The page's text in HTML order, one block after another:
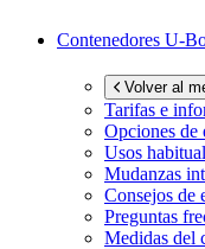
Contenedores U-
Volver al
Tarifas e
Opciones de
Usos
Mudanzas
Consejos de
Preguntas
Medidas del